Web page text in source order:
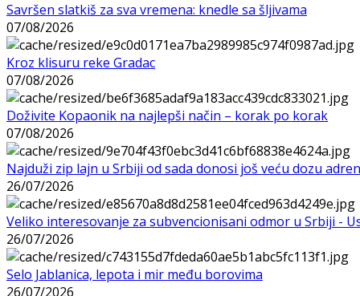
Savršen slatkiš za sva vremena: knedle sa šljivama
07/08/2026
Kroz klisuru reke Gradac
07/08/2026
Doživite Kopaonik na najlepši način – korak po korak
07/08/2026
Najduži zip lajn u Srbiji od sada donosi još veću dozu
26/07/2026
Veliko interesovanje za subvencionisani odmor u Srbiji -
26/07/2026
Selo Jablanica, lepota i mir među borovima
26/07/2026